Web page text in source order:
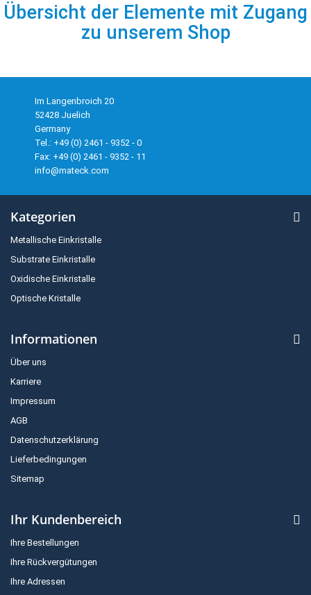
Übersicht der Elemente mit Zugang
zu unserem Shop
Im Langenbroich 20
52428 Juelich
Germany
Tel.: +49 (0) 2461 - 9352 - 0
Fax: +49 (0) 2461 - 9352 - 11
info@mateck.com
Kategorien
Metallische Einkristalle
Substrate Einkristalle
Oxidische Einkristalle
Optische Kristalle
Informationen
Über uns
Karriere
Impressum
AGB
Datenschutzerklärung
Lieferbedingungen
Sitemap
Ihr Kundenbereich
Ihre Bestellungen
Ihre Rückvergütungen
Ihre Adressen